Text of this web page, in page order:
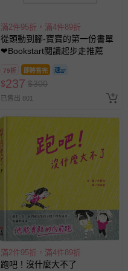
滿2件95折，滿4件89折
從頭動到腳-寶寶的第一份書單
❤Bookstart閱讀起步走推薦
79折 即將售完
$237 $300
已售出 801
滿2件95折，滿4件89折
跑吧！沒什麼大不了